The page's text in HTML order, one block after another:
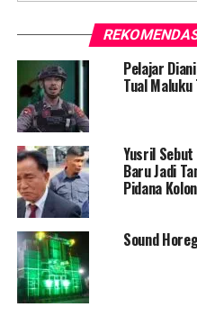
Pelajar
Tual
Yusril Sebut
Baru Jadi
Pidana
Sound